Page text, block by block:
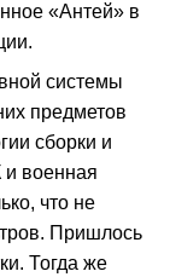
«Антей» в
системы
предметов
сборки и
и военная
что не
Пришлось
Тогда же